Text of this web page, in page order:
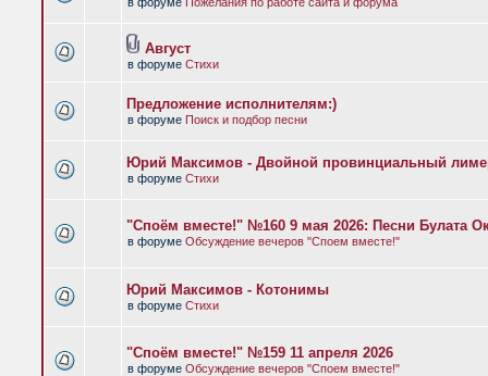
Август
в форуме Стихи
Предложение исполнителям:)
в форуме Поиск и подбор песни
Юрий Максимов - Двойной провинциальный
в форуме Стихи
"Споём вместе!" №160 9 мая 2026: Песни Булата
в форуме Обсуждение вечеров "Споем вместе!"
Юрий Максимов - Котонимы
в форуме Стихи
"Споём вместе!" №159 11 апреля 2026
в форуме Обсуждение вечеров "Споем вместе!"